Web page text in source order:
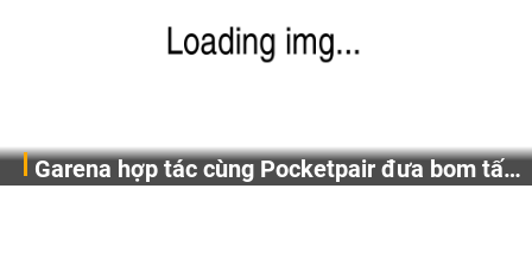
Garena hợp tác cùng Pocketpair đưa bom tấn